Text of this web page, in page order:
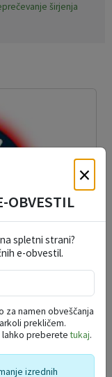
širjenja
×
OBVESTIL
spletni strani?
e-obvestil.
za namen obveščanja
prekličem.
lahko preberetetukaj.
izrednih